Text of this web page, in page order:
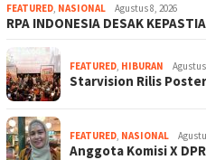
FEATURED, NASIONAL Agustus 8, 2026
RPA INDONESIA DESAK
FEATURED, HIBURAN
Starvision Rilis
FEATURED, NASIONAL
Anggota Komisi X